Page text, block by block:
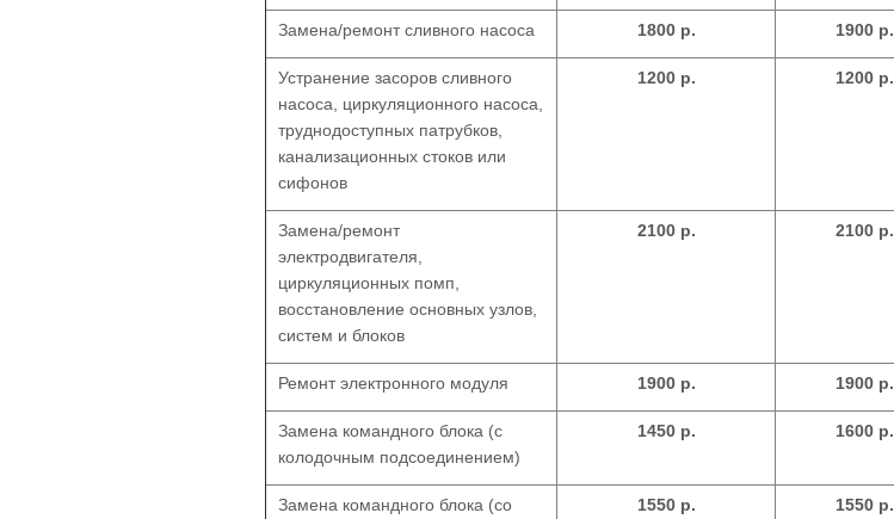
Замена/ремонт сливного насоса 1800 р. 1900 р.
Устранение засоров сливного
насоса, циркуляционного насоса,
труднодоступных патрубков,
канализационных стоков или
сифонов
1200 р. 1200 р.
Замена/ремонт
электродвигателя,
циркуляционных помп,
восстановление основных узлов,
систем и блоков
2100 р. 2100 р.
Ремонт электронного модуля 1900 р. 1900 р.
Замена командного блока (с
колодочным подсоединением)
1450 р. 1600 р.
Замена командного блока (со
1550 р. 1550 р.